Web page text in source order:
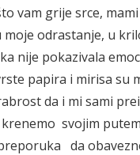
vam grije srce,
odrastanje, u
nije pokazivala
papira i mirisa
da i mi sami
krenemo svojim
da